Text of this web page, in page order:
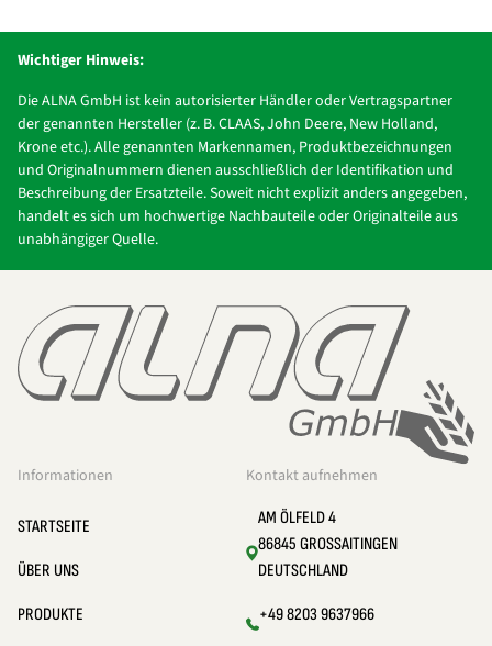
Wichtiger Hinweis:
Die ALNA GmbH ist kein autorisierter Händler oder Vertragspartner
der genannten Hersteller (z. B. CLAAS, John Deere, New Holland,
Krone etc.). Alle genannten Markennamen, Produktbezeichnungen
und Originalnummern dienen ausschließlich der Identifikation und
Beschreibung der Ersatzteile. Soweit nicht explizit anders angegeben,
handelt es sich um hochwertige Nachbauteile oder Originalteile aus
unabhängiger Quelle.
Informationen
STARTSEITE
ÜBER UNS
PRODUKTE
Kontakt aufnehmen
AM ÖLFELD 4
86845 GROSSAITINGEN
DEUTSCHLAND
+49 8203 9637966